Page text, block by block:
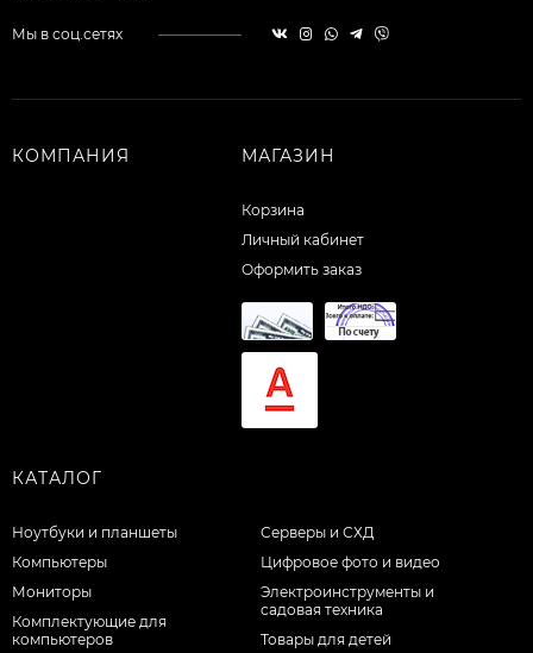
Мы в соц.сетях
КОМПАНИЯ МАГАЗИН
Корзина
Личный кабинет
Оформить заказ
КАТАЛОГ
Ноутбуки и планшеты
Компьютеры
Мониторы
Комплектующие для
компьютеров
Серверы и СХД
Цифровое фото и видео
Электроинструменты и
садовая техника
Товары для детей